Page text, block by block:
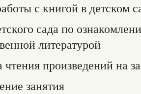
с книгой в детском
сада по
литературой
произведений на
занятия